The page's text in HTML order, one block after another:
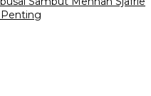
Penting